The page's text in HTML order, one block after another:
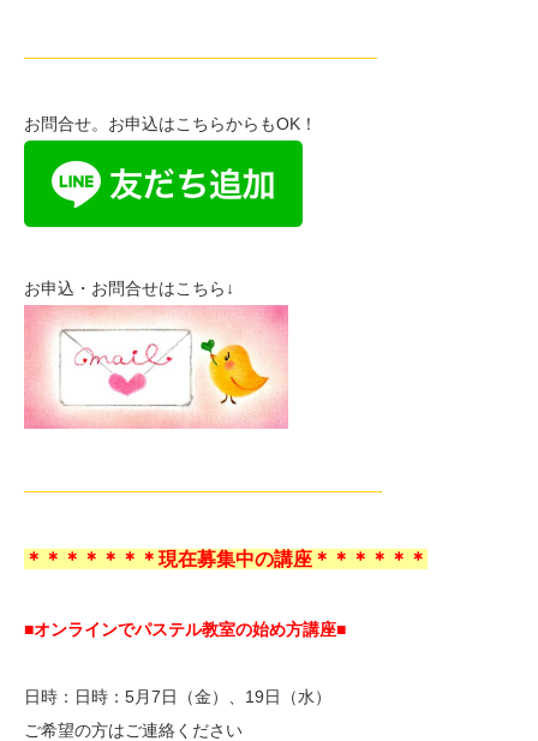
—————————————————————
お問合せ。お申込はこちらからもOK！
お申込・お問合せはこちら↓
—————————————————————-
＊＊＊＊＊＊＊現在募集中の講座＊＊＊＊＊＊
■オンラインでパステル教室の始め方講座■
日時：日時：5月7日（金）、19日（水）
ご希望の方はご連絡ください